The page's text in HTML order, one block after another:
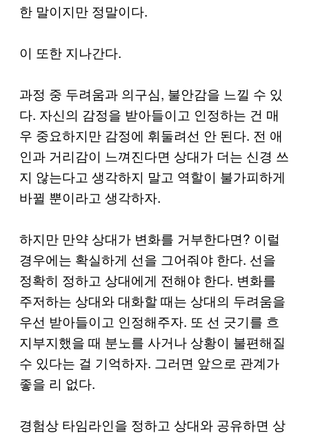
한 말이지만 정말이다.
이 또한 지나간다.
과정 중 두려움과 의구심, 불안감을 느낄 수 있
다. 자신의 감정을 받아들이고 인정하는 건 매
우 중요하지만 감정에 휘둘려선 안 된다. 전 애
인과 거리감이 느껴진다면 상대가 더는 신경 쓰
지 않는다고 생각하지 말고 역할이 불가피하게
바뀔 뿐이라고 생각하자.
하지만 만약 상대가 변화를 거부한다면? 이럴
경우에는 확실하게 선을 그어줘야 한다. 선을
정확히 정하고 상대에게 전해야 한다. 변화를
주저하는 상대와 대화할 때는 상대의 두려움을
우선 받아들이고 인정해주자. 또 선 긋기를 흐
지부지했을 때 분노를 사거나 상황이 불편해질
수 있다는 걸 기억하자. 그러면 앞으로 관계가
좋을 리 없다.
경험상 타임라인을 정하고 상대와 공유하면 상